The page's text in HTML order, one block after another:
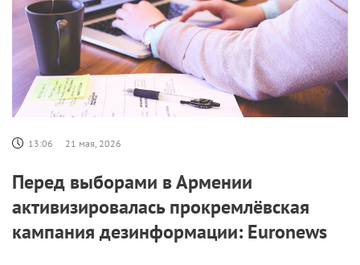
13:06 21 мая, 2026
Перед выборами в Армении
активизировалась прокремлёвская
кампания дезинформации: Euronews